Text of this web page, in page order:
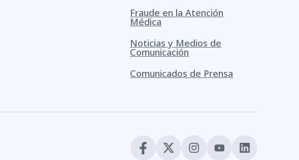
Fraude en la Atención
Médica
Noticias y Medios de
Comunicación
Comunicados de Prensa